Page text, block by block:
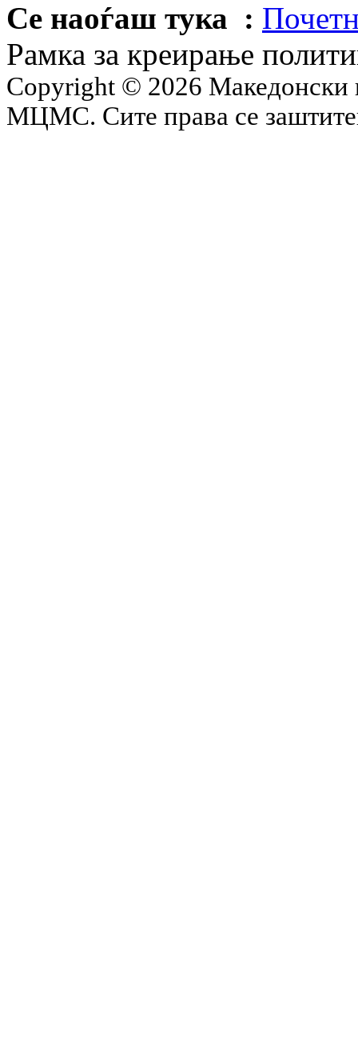
Се наоѓаш тука :
Рамка за креирање
Copyright © 2026 Македонски
МЦМС. Сите права се